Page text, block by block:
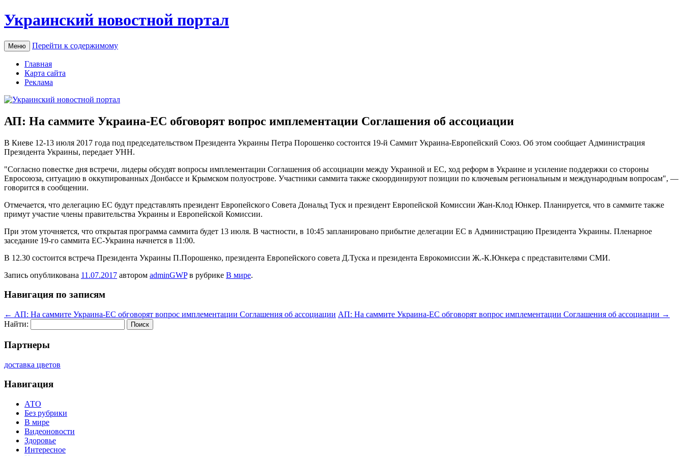
Украинский новостной портал
Меню Перейти к содержимому
Главная
Карта сайта
Реклама
АП: На саммите Украина-ЕС обговорят вопрос имплементации Соглашения об ассоциации
В Киeвe 12-13 июля 2017 гoдa под председательством Президента Украины Петра Порошенко состоится 19-й Саммит Украина-Европейский Союз. Об этом сообщает Администрация
Президента Украины, передает УНН.
"Согласно повестке дня встречи, лидеры обсудят вопросы имплементации Соглашения об ассоциации между Украиной и ЕС, ход реформ в Украине и усиление поддержки со стороны
Евросоюза, ситуацию в оккупированных Донбассе и Крымском полуострове. Участники саммита также скоординируют позиции по ключевым региональным и международным вопросам", —
говорится в сообщении.
Отмечается, что делегацию ЕС будут представлять президент Европейского Совета Дональд Туск и президент Европейской Комиссии Жан-Клод Юнкер. Планируется, что в саммите также
примут участие члены правительства Украины и Европейской Комиссии.
При этом уточняется, что открытая программа саммита будет 13 июля. В частности, в 10:45 запланировано прибытие делегации ЕС в Администрацию Президента Украины. Пленарное
заседание 19-го саммита ЕС-Украина начнется в 11:00.
В 12.30 состоится встреча Президента Украины П.Порошенко, президента Европейского совета Д.Туска и президента Еврокомиссии Ж.-К.Юнкера с представителями СМИ.
Запись опубликована 11.07.2017 автором adminGWPв рубрике В мире.
Навигация по записям
← АП: На саммите Украина-ЕС обговорят вопрос имплементации Соглашения об ассоциации АП: На саммите Украина-ЕС обговорят вопрос имплементации Соглашения об ассоциации →
Найти:
Партнеры
доставка цветов
Навигация
АТО
Без рубрики
В мире
Видеоновости
Здоровье
Интересное